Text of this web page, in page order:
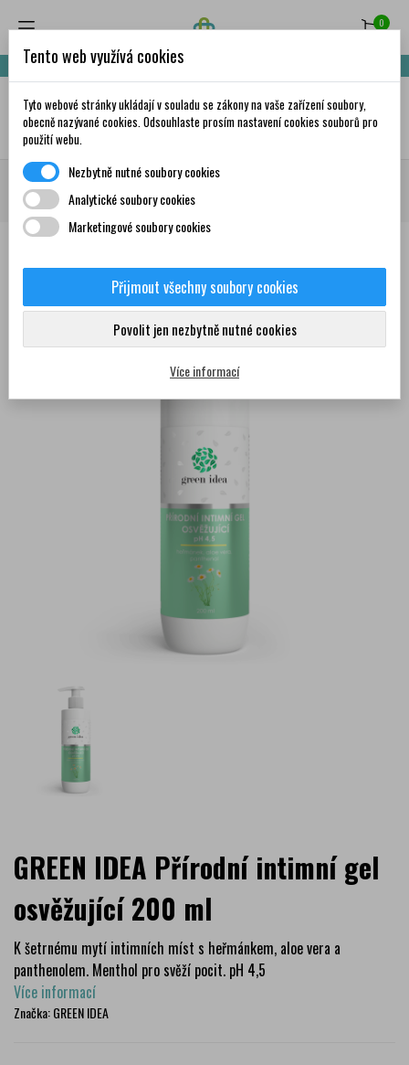
0
Nakupte za 999,- Kč a získáte dopravu zdarma!
✦AI
Domů Krása a péče Intimní hygiena a sex
GREEN IDEA Přírodní intimní gel osvěžující 200 ml
GREEN IDEA Přírodní intimní gel
osvěžující 200 ml
K šetrnému mytí intimních míst s heřmánkem, aloe vera a
panthenolem. Menthol pro svěží pocit. pH 4,5
Více informací
Značka:GREEN IDEA
Tento web využívá cookies
Tyto webové stránky ukládají v souladu se zákony na vaše zařízení soubory,
obecně nazývané cookies. Odsouhlaste prosím nastavení cookies souborů pro
použití webu.
Nezbytně nutné soubory cookies
Analytické soubory cookies
Marketingové soubory cookies
Přijmout všechny soubory cookies
Povolit jen nezbytně nutné cookies
Více informací